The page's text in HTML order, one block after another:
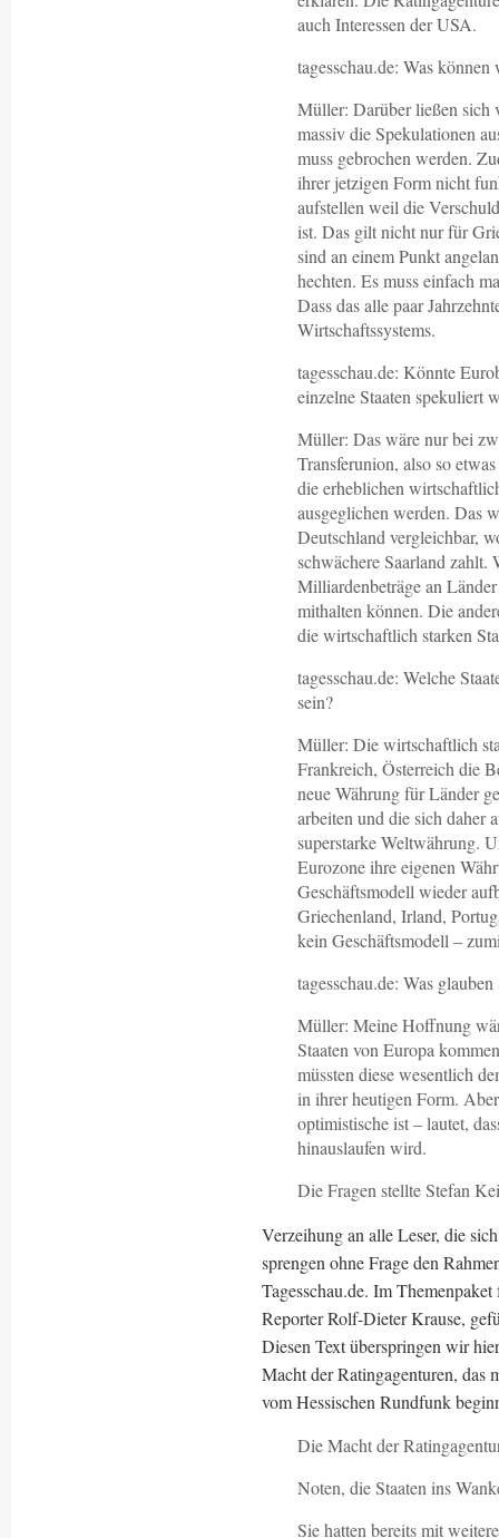
auch Interessen der USA.
tagesschau.de: Was
Müller: Darüber ließen sich
massiv die Spekulationen
muss gebrochen werden.
ihrer jetzigen Form nicht
aufstellen weil die
ist. Das gilt nicht nur für
sind an einem Punkt
hechten. Es muss einfach
Dass das alle paar
Wirtschaftssystems.
tagesschau.de: Könnte
einzelne Staaten spekuliert
Müller: Das wäre nur bei
Transferunion, also so
die erheblichen
ausgeglichen werden. Das
Deutschland vergleichbar,
schwächere Saarland zahlt.
Milliardenbeträge an
mithalten können. Die
die wirtschaftlich starken
tagesschau.de: Welche
sein?
Müller: Die wirtschaftlich
Frankreich, Österreich die
neue Währung für Länder
arbeiten und die sich daher
superstarke Weltwährung.
Eurozone ihre eigenen
Geschäftsmodell wieder
Griechenland, Irland,
kein Geschäftsmodell –
tagesschau.de: Was
Müller: Meine Hoffnung
Staaten von Europa
müssten diese wesentlich
in ihrer heutigen Form.
optimistische ist – lautet,
hinauslaufen wird.
Die Fragen stellte Stefan
Verzeihung an alle Leser, die
sprengen ohne Frage den
Tagesschau.de. Im
Reporter Rolf-Dieter Krause,
Diesen Text überspringen wir
Macht der Ratingagenturen, das
vom Hessischen Rundfunk
Die Macht der
Noten, die Staaten ins
Sie hatten bereits mit